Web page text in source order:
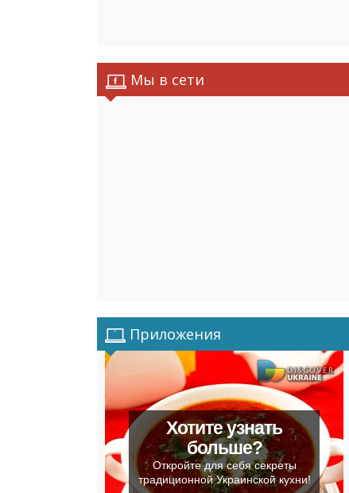
Мы в сети
Приложения
Хотите узнать
больше?
Откройте для себя секреты
традиционной Украинской кухни!